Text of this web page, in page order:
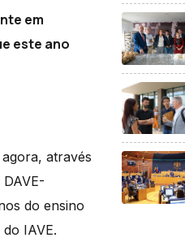
em
este ano
através
do ensino
IAVE.